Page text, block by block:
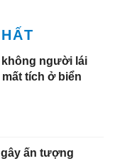
không người lái
tích ở biển
ấn tượng